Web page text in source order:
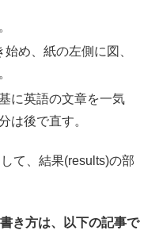
め、紙の左側に図、
に英語の文章を一気
は後で直す。
て、結果(results)の部
き方は、以下の記事で